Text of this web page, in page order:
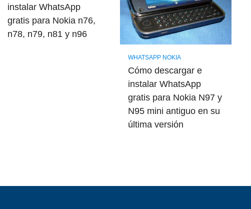
instalar WhatsApp
gratis para Nokia n76,
n78, n79, n81 y n96
WHATSAPP NOKIA
Cómo descargar e
instalar WhatsApp
gratis para Nokia N97 y
N95 mini antiguo en su
última versión